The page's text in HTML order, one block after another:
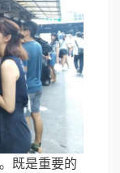
既是重要的